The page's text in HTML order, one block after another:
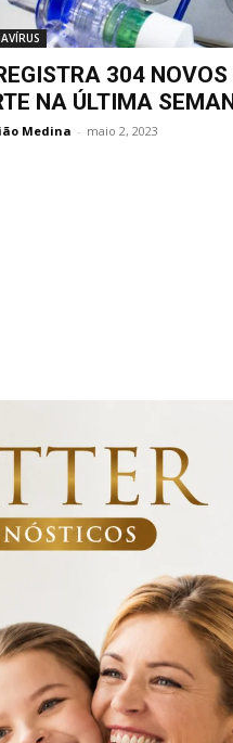
304
NA ÚLTIMA
Medina - maio 2, 2023